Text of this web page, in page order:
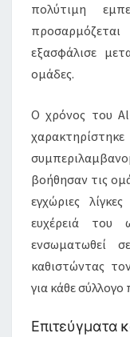
πολύτιμη
εξασφάλισε
ομάδες.
Ο χρόνος του
βοήθησαν τις
εγχώριες
ευχέρειά
ενσωματωθεί
καθιστώντας
για κάθε
Επιτεύγματα